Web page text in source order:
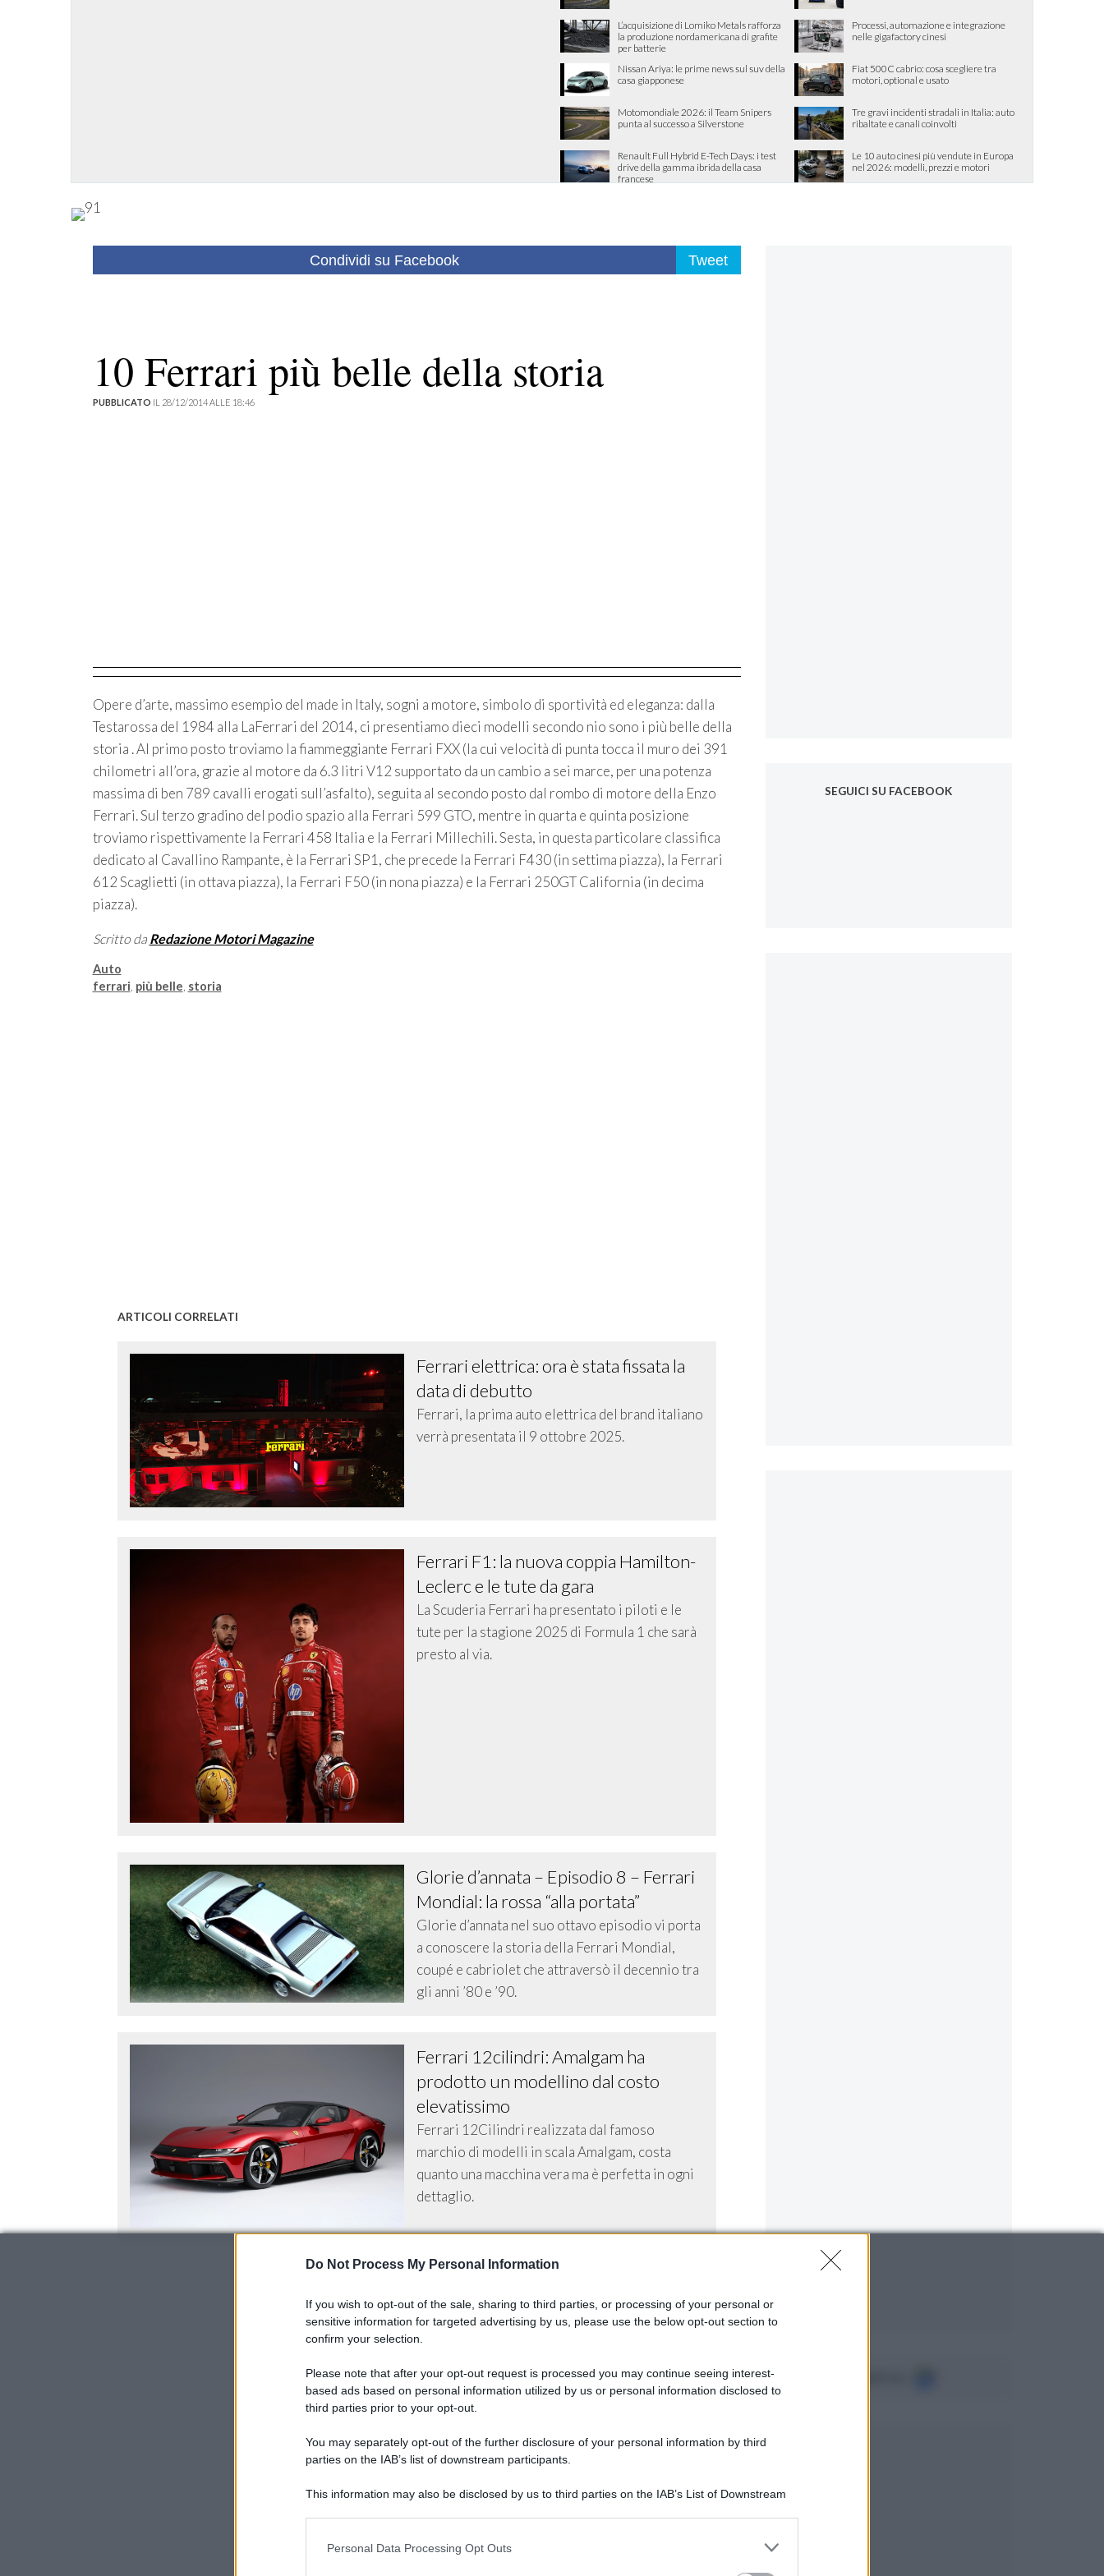
Do Not Process My Personal Information
If you wish to opt-out of the sale, sharing to third parties, or processing of your personal or
sensitive information for targeted advertising by us, please use the below opt-out section to
confirm your selection.
Please note that after your opt-out request is processed you may continue seeing interest-
based ads based on personal information utilized by us or personal information disclosed to
third parties prior to your opt-out.
You may separately opt-out of the further disclosure of your personal information by third
parties on the IAB’s list of downstream participants.
This information may also be disclosed by us to third parties on the IAB’s List of Downstream
information including but not limited to your visit or usage behaviour. You may click to grant or
Personal Data Processing Opt Outs
L’acquisizione di Lomiko Metals rafforza
la produzione nordamericana di grafite
per batterie
Processi, automazione e integrazione
nelle gigafactory cinesi
Nissan Ariya: le prime news sul suv della
casa giapponese
Fiat 500C cabrio: cosa scegliere tra
motori, optional e usato
Motomondiale 2026: il Team Snipers
punta al successo a Silverstone
Tre gravi incidenti stradali in Italia: auto
ribaltate e canali coinvolti
Renault Full Hybrid E-Tech Days: i test
drive della gamma ibrida della casa
francese
Le 10 auto cinesi più vendute in Europa
nel 2026: modelli, prezzi e motori
Condividi su Facebook Tweet
10 Ferrari più belle della storia
PUBBLICATO IL 28/12/2014 ALLE 18:46
Opere d’arte, massimo esempio del made in Italy, sogni a motore, simbolo di sportività ed eleganza: dalla
Testarossa del 1984 alla LaFerrari del 2014, ci presentiamo dieci modelli secondo nio sono i più belle della
storia . Al primo posto troviamo la fiammeggiante Ferrari FXX (la cui velocità di punta tocca il muro dei 391
chilometri all’ora, grazie al motore da 6.3 litri V12 supportato da un cambio a sei marce, per una potenza
massima di ben 789 cavalli erogati sull’asfalto), seguita al secondo posto dal rombo di motore della Enzo
Ferrari. Sul terzo gradino del podio spazio alla Ferrari 599 GTO, mentre in quarta e quinta posizione
troviamo rispettivamente la Ferrari 458 Italia e la Ferrari Millechili. Sesta, in questa particolare classifica
dedicato al Cavallino Rampante, è la Ferrari SP1, che precede la Ferrari F430 (in settima piazza), la Ferrari
612 Scaglietti (in ottava piazza), la Ferrari F50 (in nona piazza) e la Ferrari 250GT California (in decima
piazza).
Scritto da Redazione Motori Magazine
Categorie
Auto
Tag
ferrari, più belle, storia
ARTICOLI CORRELATI
Ferrari elettrica: ora è stata fissata la
data di debutto
Ferrari, la prima auto elettrica del brand italiano
verrà presentata il 9 ottobre 2025.
Ferrari F1: la nuova coppia Hamilton-
Leclerc e le tute da gara
La Scuderia Ferrari ha presentato i piloti e le
tute per la stagione 2025 di Formula 1 che sarà
presto al via.
Glorie d’annata – Episodio 8 – Ferrari
Mondial: la rossa “alla portata”
Glorie d’annata nel suo ottavo episodio vi porta
a conoscere la storia della Ferrari Mondial,
coupé e cabriolet che attraversò il decennio tra
gli anni ’80 e ’90.
Ferrari 12cilindri: Amalgam ha
prodotto un modellino dal costo
elevatissimo
Ferrari 12Cilindri realizzata dal famoso
marchio di modelli in scala Amalgam, costa
quanto una macchina vera ma è perfetta in ogni
dettaglio.
SEGUICI SU FACEBOOK